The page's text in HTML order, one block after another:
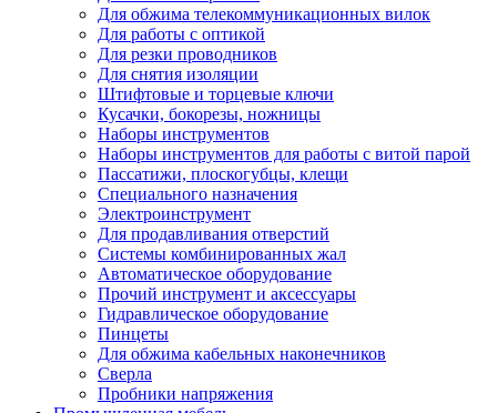
Для обжима телекоммуникационных вилок
Для работы с оптикой
Для резки проводников
Для снятия изоляции
Штифтовые и торцевые ключи
Кусачки, бокорезы, ножницы
Наборы инструментов
Наборы инструментов для работы с витой парой
Пассатижи, плоскогубцы, клещи
Специального назначения
Электроинструмент
Для продавливания отверстий
Системы комбинированных жал
Автоматическое оборудование
Прочий инструмент и аксессуары
Гидравлическое оборудование
Пинцеты
Для обжима кабельных наконечников
Сверла
Пробники напряжения